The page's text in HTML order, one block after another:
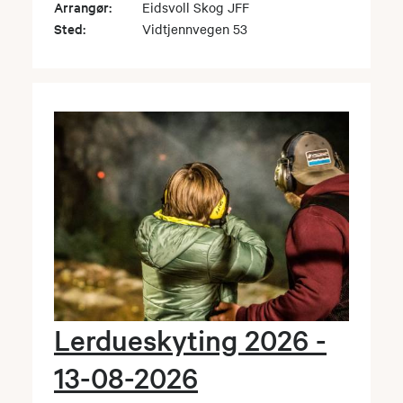
Arrangør: Eidsvoll Skog JFF
Sted: Vidtjennvegen 53
Lerdueskyting 2026 -
13-08-2026